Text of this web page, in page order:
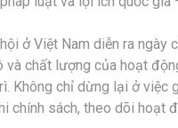
ở Việt Nam diễn ra ngày
chất lượng của hoạt
Không chỉ dừng lại ở việc
chính sách, theo dõi hoạt